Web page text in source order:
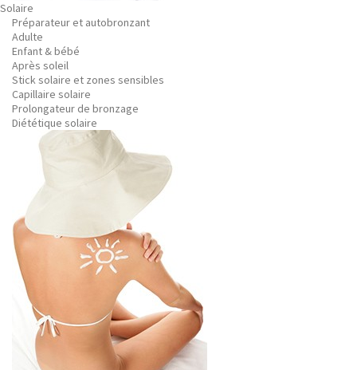
Solaire
Préparateur et autobronzant
Adulte
Enfant & bébé
Après soleil
Stick solaire et zones sensibles
Capillaire solaire
Prolongateur de bronzage
Diététique solaire